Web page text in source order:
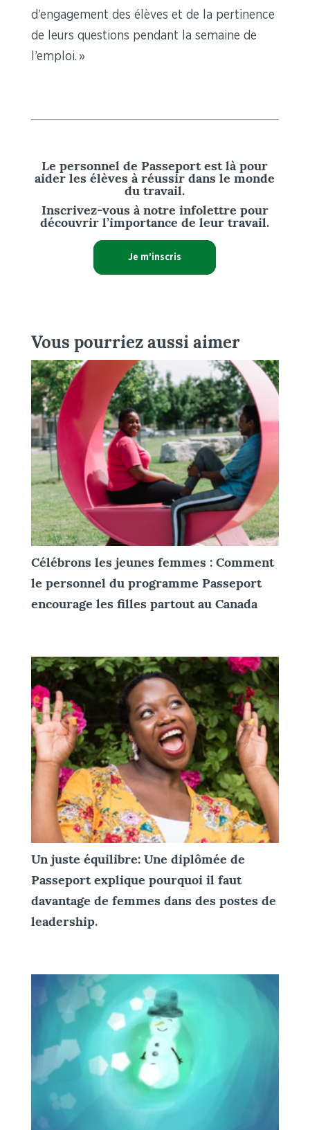
d’engagement des élèves et de la pertinence
de leurs questions pendant la semaine de
l’emploi. »
Le personnel de Passeport est là pour
aider les élèves à réussir dans le monde
du travail.
Inscrivez-vous à notre infolettre pour
découvrir l’importance de leur travail.
Je m’inscris
Vous pourriez aussi aimer
Célébrons les jeunes femmes : Comment
le personnel du programme Passeport
encourage les filles partout au Canada
Un juste équilibre: Une diplômée de
Passeport explique pourquoi il faut
davantage de femmes dans des postes de
leadership.